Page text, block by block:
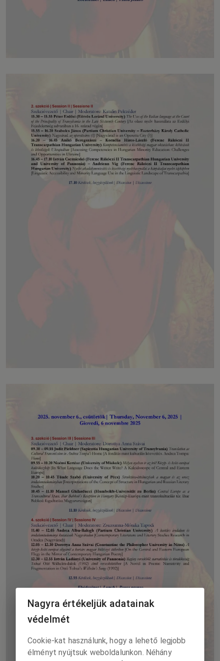
Nagyra értékeljük adatainak
védelmét
Cookie-kat használunk, hogy a lehető legjobb
élményt nyújtsuk weboldalunkon. Néhány